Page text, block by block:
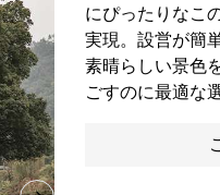
にぴったりなこ
実現。設営が簡
素晴らしい景色
ごすのに最適な